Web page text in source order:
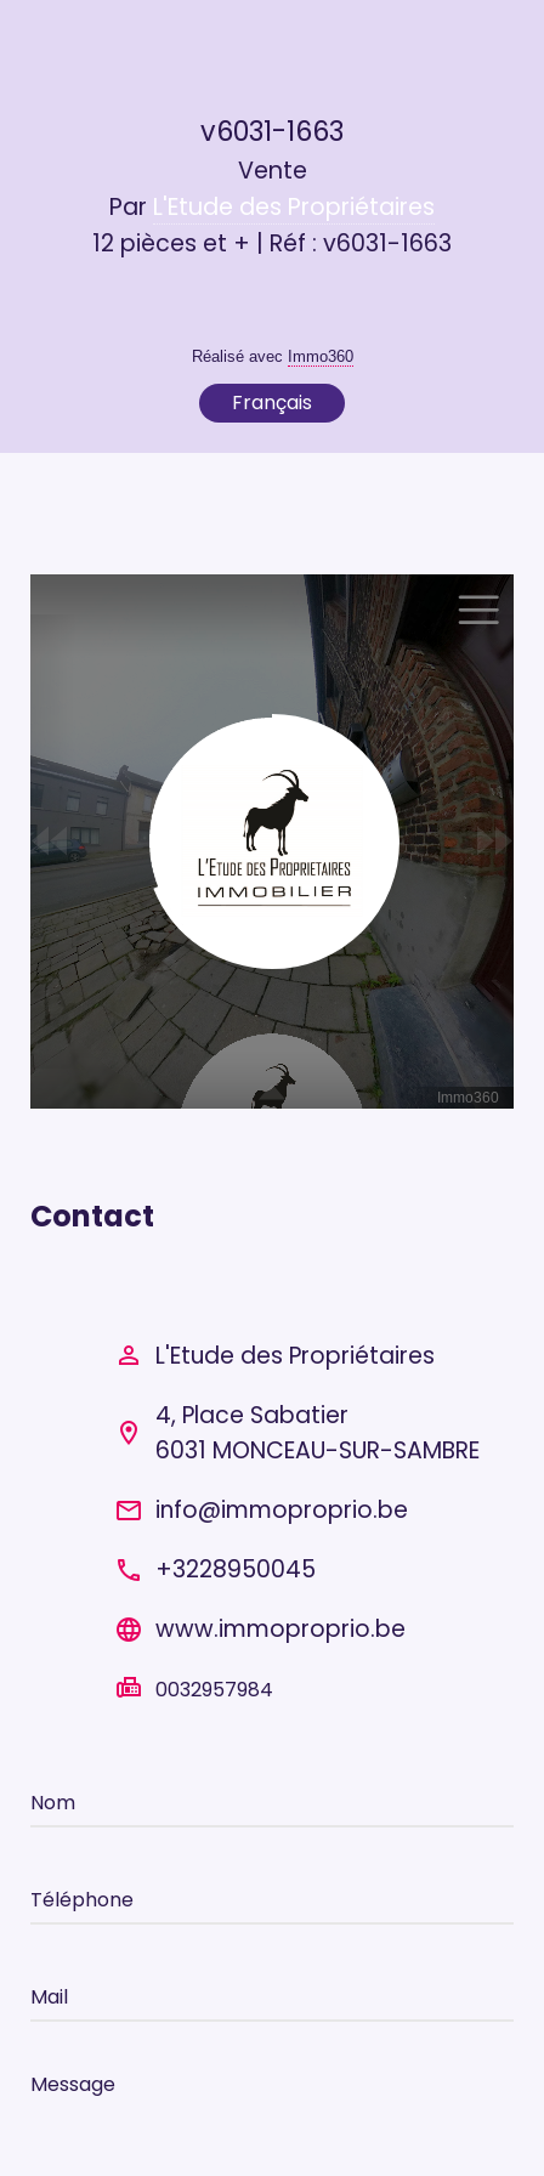
v6031-1663
Vente
Par L'Etude des Propriétaires
12 pièces et + | Réf : v6031-1663
Réalisé avec Immo360
Français
Contact
Nom
Téléphone
Mail
Message
person_outline L'Etude des Propriétaires
location_on
4, Place Sabatier
6031 MONCEAU-SUR-SAMBRE
email info@immoproprio.be
local_phone +3228950045
language www.immoproprio.be
fax 0032957984